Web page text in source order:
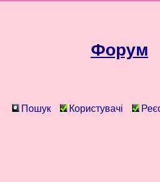
Форум
Пошук Користувачі